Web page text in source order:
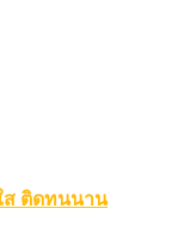
ส ติดทนนาน